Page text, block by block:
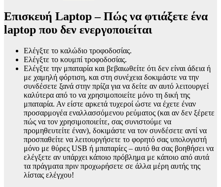
Επισκευή Laptop – Πώς να φτιάξετε ένα
laptop που δεν ενεργοποιείται
Ελέγξτε το καλώδιο τροφοδοσίας.
Ελέγξτε το κουμπί τροφοδοσίας.
Ελέγξτε την μπαταρία και βεβαιωθείτε ότι δεν είναι άδεια ή
με χαμηλή φόρτιση, και στη συνέχεια δοκιμάστε να την
συνδέσετε ξανά στην πρίζα για να δείτε αν αυτό λειτουργεί
καλύτερα από το να χρησιμοποιείτε μόνο τη δική της
μπαταρία. Αν είστε αρκετά τυχεροί ώστε να έχετε έναν
προσαρμογέα εναλλασσόμενου ρεύματος (και αν δεν ξέρετε
πώς να τον χρησιμοποιείτε, σας συνιστούμε να
προμηθευτείτε έναν), δοκιμάστε να τον συνδέσετε αντί να
προσπαθείτε να λειτουργήσετε το φορητό σας υπολογιστή
μόνο με θύρες USB ή μπαταρίες – αυτό θα σας βοηθήσει να
ελέγξετε αν υπάρχει κάποιο πρόβλημα με κάποιο από αυτά
τα πράγματα πριν προχωρήσετε σε άλλα μέρη αυτής της
λίστας ελέγχου!